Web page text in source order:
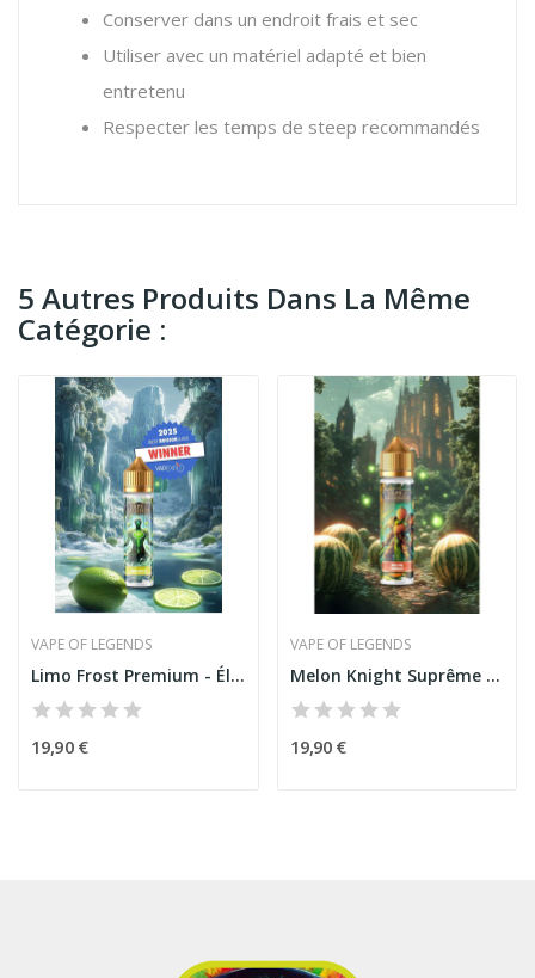
Conserver dans un endroit frais et sec
Utiliser avec un matériel adapté et bien
entretenu
Respecter les temps de steep recommandés
5 Autres Produits Dans La Même
Catégorie :
VAPE OF LEGENDS
Limo Frost Premium - Élixir Primé de Vape Of...
19,90 €
VAPE OF LEGENDS
Melon Knight Suprême - E-liquide Légendaire...
19,90 €